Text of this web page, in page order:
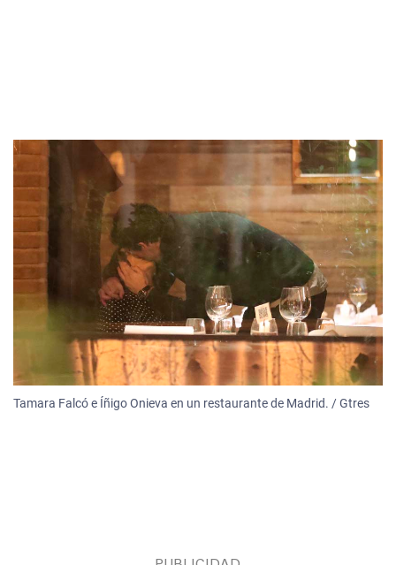
Tamara Falcó e Íñigo Onieva en un restaurante de Madrid. / Gtres